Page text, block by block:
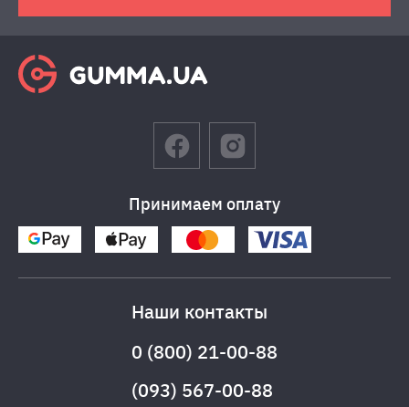
Принимаем оплату
Наши контакты
0 (800) 21-00-88
(093) 567-00-88